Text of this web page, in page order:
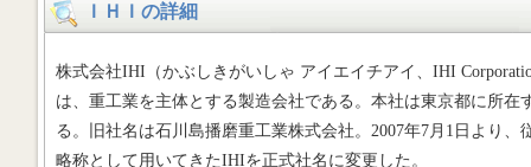
ＩＨＩの詳細
株式会社IHI（かぶしきがいしゃ アイエイチアイ、IHI
は、重工業を主体とする製造会社である。本社は東京都に所在
る。旧社名は石川島播磨重工業株式会社。2007年7月1日より、
略称として用いてきたIHIを正式社名に変更した。